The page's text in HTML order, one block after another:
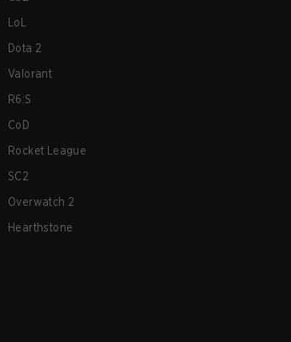
LoL
Dota 2
Valorant
R6:S
CoD
Rocket League
SC2
Overwatch 2
Hearthstone